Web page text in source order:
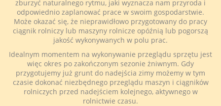
zburzyć naturalnego rytmu, jaki wyznacza nam przyroda i
odpowiednio zaplanować prace w swoim gospodarstwie.
Może okazać się, że nieprawidłowo przygotowany do pracy
ciągnik rolniczy lub maszyny rolnicze opóźnią lub pogorszą
jakość wykonywanych w polu prac.
Idealnym momentem na wykonywanie przeglądu sprzętu jest
więc okres po zakończonym sezonie żniwnym. Gdy
przygotujemy już grunt do nadejścia zimy możemy w tym
czasie dokonać niezbędnego przeglądu maszyn i ciągników
rolniczych przed nadejściem kolejnego, aktywnego w
rolnictwie czasu.